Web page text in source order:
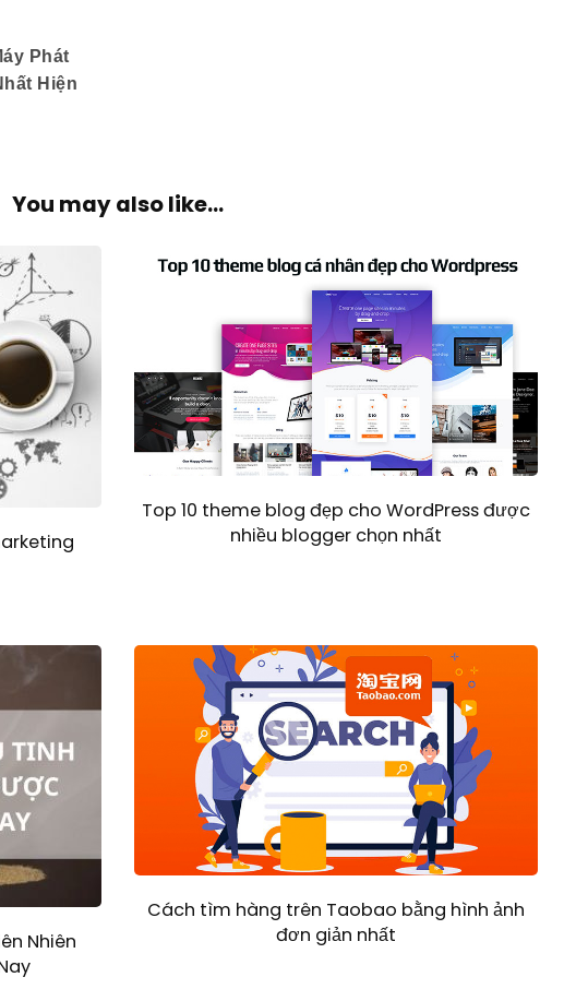
Phát
Hiện
You may also like...
Top 10 theme blog đẹp cho WordPress được
nhiều blogger chọn nhất
Nhiên
Cách tìm hàng trên Taobao bằng hình ảnh
đơn giản nhất